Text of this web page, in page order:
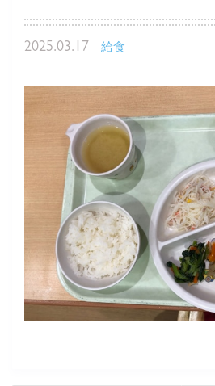
2025.03.17 給食